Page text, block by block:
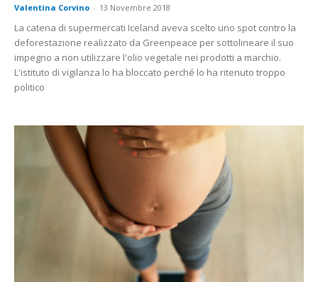
Valentina Corvino - 13 Novembre 2018
La catena di supermercati Iceland aveva scelto uno spot contro la
deforestazione realizzato da Greenpeace per sottolineare il suo
impegno a non utilizzare l'olio vegetale nei prodotti a marchio.
L'istituto di vigilanza lo ha bloccato perché lo ha ritenuto troppo
politico